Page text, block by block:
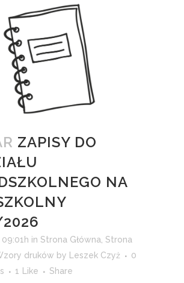
ZAPISY DO
NA
in Strona Główna Strona
druków by Leszek Czyż
0
1 Like Share